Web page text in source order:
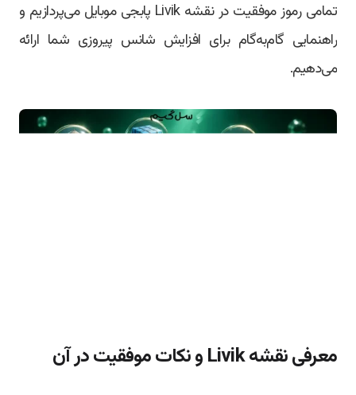
تمامی رموز موفقیت در نقشه Livik پابجی موبایل می‌پردازیم و
راهنمایی گام‌به‌گام برای افزایش شانس پیروزی شما ارائه
می‌دهیم.
معرفی نقشه Livik و نکات موفقیت در آن